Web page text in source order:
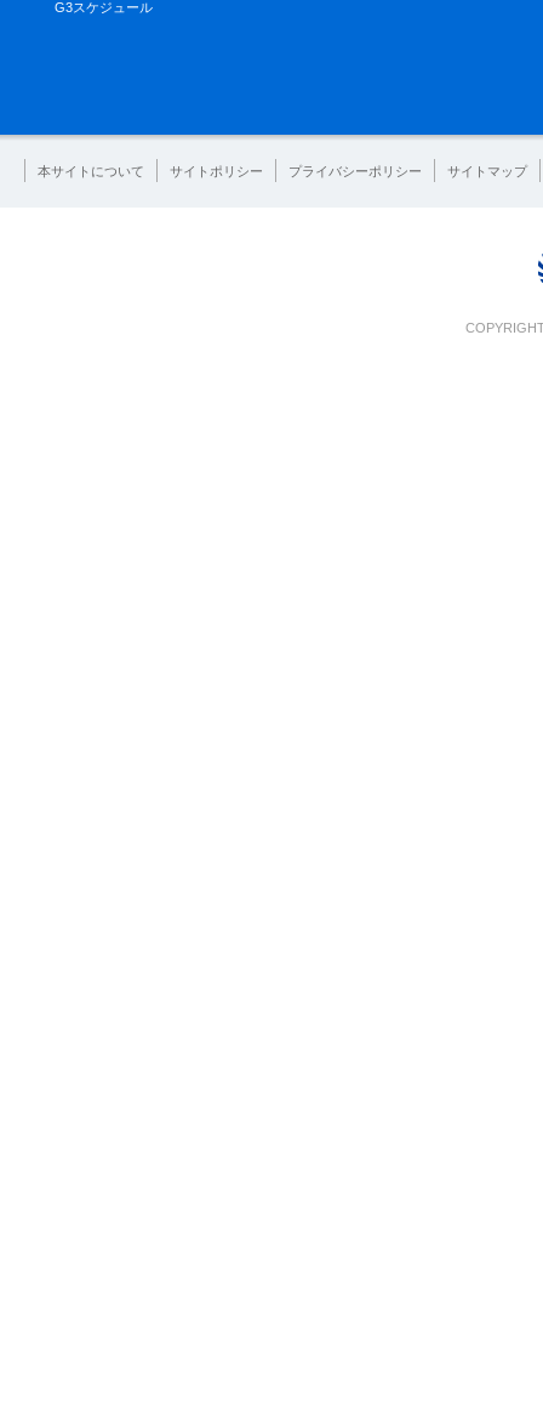
G3スケジュール
本サイトについて サイトポリシー プライバシーポリシー サイトマップ